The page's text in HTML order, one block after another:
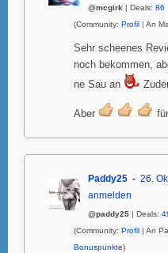
@mcgirk | Deals: 86
(Community: Profil | An
Sehr scheenes
noch bekommen,
ne Sau an
Aber
Paddy25 26.
anmelden
@paddy25 | Deals:
(Community: Profil | An
Bonuspunkte)